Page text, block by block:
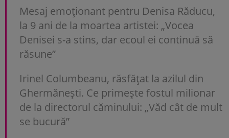
Mesaj emoționant pentru Denisa Răducu,
la 9 ani de la moartea artistei: „Vocea
Denisei s-a stins, dar ecoul ei continuă să
răsune”
Irinel Columbeanu, răsfățat la azilul din
Ghermănești. Ce primește fostul milionar
de la directorul căminului: „Văd cât de mult
se bucură”